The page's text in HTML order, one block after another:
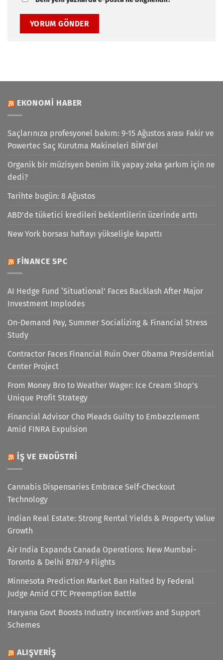
EKONOMI HABER
Saçlarınıza profesyonel bakım: 9-15 Ağustos arası Fakir ve
Powertec Saç Kurutma Makineleri BİM'de!
Organik bir müzisyen benim ilk yapay zeka şarkım için ne
dedi?
Tarihte bugün: 8 Ağustos
ABD'de tüketici kredileri beklentilerin üzerinde arttı
New York borsası haftayı yükselişle kapattı
FINANCE SPC
AI Hedge Fund ‘Situational’ Faces Backlash After Major
Investment Implodes
On-Demand Pay, Summer Socializing & Financial Stress
Study
Contractor Faces Financial Ruin Over Obama Presidential
Center Project
From Money Bro to Weather Wager: Ice Cream Shop’s
Unique Profit Strategy
Financial Advisor Cho Pleads Guilty to Embezzlement
Amid FINRA Expulsion
İŞ VE ENDÜSTRI
Cannabis Dispensaries Embrace Self-Checkout
Technology
Indian Real Estate: Strong Rental Yields & Property Value
Growth
Air India Expands Canada Operations: New Mumbai-
Toronto & Delhi B787-9 Flights
Minnesota Prediction Market Ban Halted by Federal
Judge Amid CFTC Preemption Battle
Haryana Govt Boosts Industry Incentives and Support
Schemes
ALIŞVERIŞ